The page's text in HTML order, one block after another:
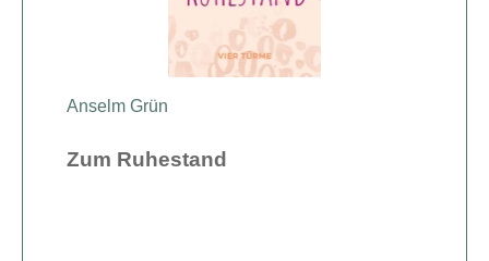
Anselm Grün
Zum Ruhestand